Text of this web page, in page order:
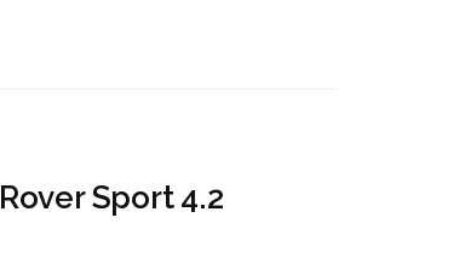
Sport 4.2